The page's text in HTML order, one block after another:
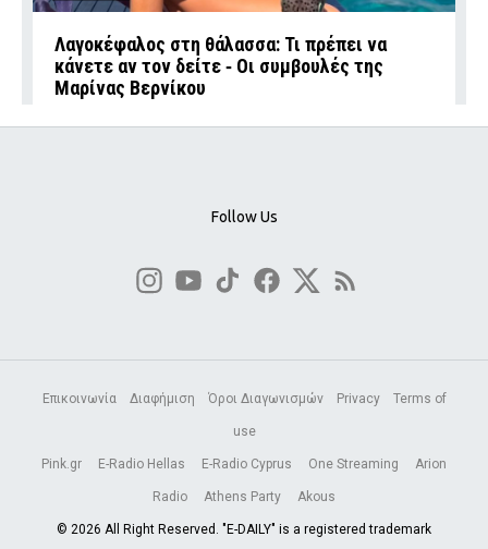
Λαγοκέφαλος στη θάλασσα: Τι πρέπει να
κάνετε αν τον δείτε ‑ Οι συμβουλές της
Μαρίνας Βερνίκου
Follow Us
Επικοινωνία Διαφήμιση Όροι Διαγωνισμών Privacy Terms of
use
Pink.gr E-Radio Hellas E-Radio Cyprus One Streaming Arion
Radio Athens Party Akous
© 2026 All Right Reserved. "E-DAILY" is a registered trademark